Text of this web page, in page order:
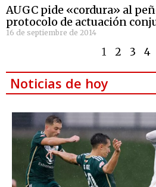
AUGC pide «cordura» al
protocolo de actuación
16 de septiembre de 2014
1 2 3 4
Noticias de hoy